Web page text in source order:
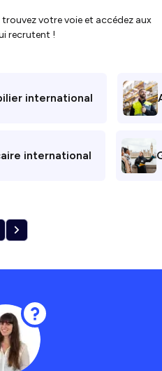
votre voie et accédez aux
recrutent !
international
international